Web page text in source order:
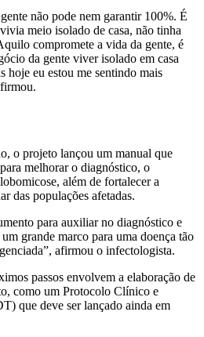
não pode nem garantir 100%. É
meio isolado de casa, não tinha
compromete a vida da gente, é
da gente viver isolado em casa
hoje eu estou me sentindo mais
o projeto lançou um manual que
melhorar o diagnóstico, o
além de fortalecer a
das populações afetadas.
para auxiliar no diagnóstico e
grande marco para uma doença tão
afirmou o infectologista.
passos envolvem a elaboração de
como um Protocolo Clínico e
que deve ser lançado ainda em